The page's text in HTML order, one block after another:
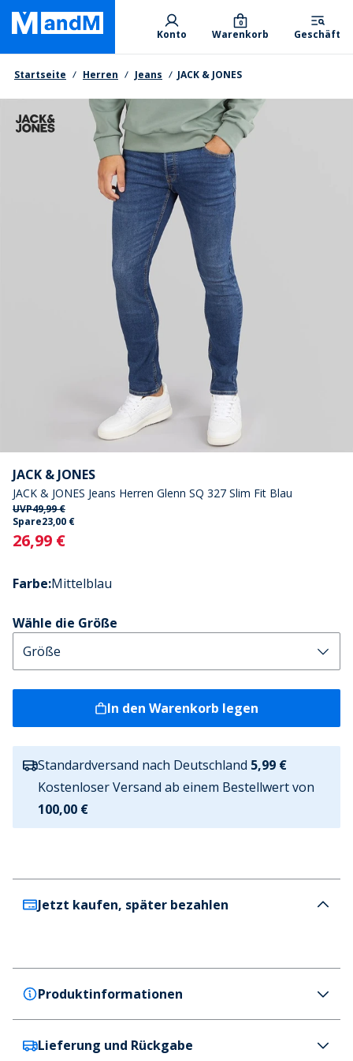
Skip
main
content
Primary departments
Konto Warenkorb
0
Geschäft
Brotkrumen
Startseite Herren Jeans JACK & JONES
JACK & JONES
JACK & JONES Jeans Herren Glenn SQ 327 Slim Fit Blau
UVP49,99 €
Spare23,00 €
Current
26,99 €
Farbe:Mittelblau
Wähle die Größe
In den Warenkorb legen
Standardversand nach Deutschland 5,99 €
Kostenloser Versand ab einem Bestellwert von
100,00 €
Jetzt kaufen, später bezahlen
Produktinformationen
JACK & JONES
Lieferung und Rückgabe